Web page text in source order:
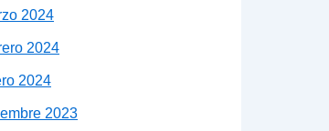
2024
2024
2024
2023